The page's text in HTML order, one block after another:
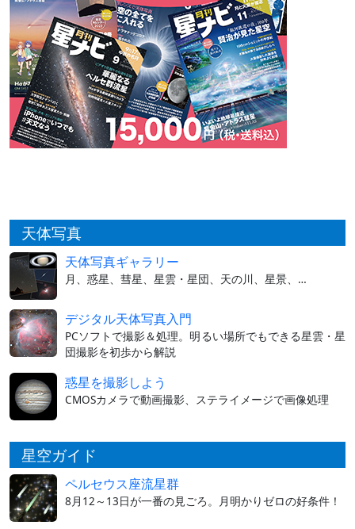
天体写真
天体写真ギャラリー
月、惑星、彗星、星雲・星団、天の川、星景、…
デジタル天体写真入門
PCソフトで撮影＆処理。明るい場所でもできる星雲・星
団撮影を初歩から解説
惑星を撮影しよう
CMOSカメラで動画撮影、ステライメージで画像処理
星空ガイド
ペルセウス座流星群
8月12～13日が一番の見ごろ。月明かりゼロの好条件！